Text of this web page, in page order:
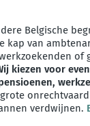
Belgische
kap van
of
kiezen voor
grote
verdwijnen.